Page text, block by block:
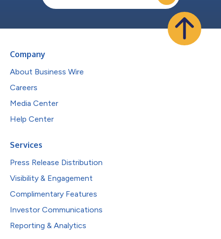
Company
About Business Wire
Careers
Media Center
Help Center
Services
Press Release Distribution
Visibility & Engagement
Complimentary Features
Investor Communications
Reporting & Analytics